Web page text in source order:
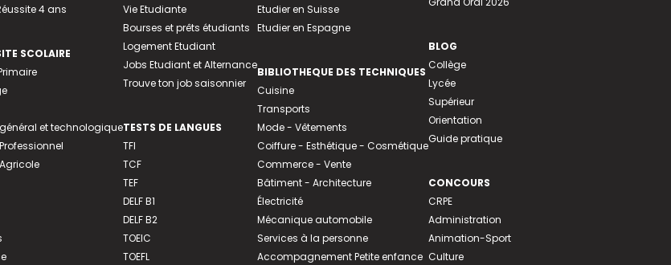
4 ans
SCOLAIRE
et technologique
Vie Etudiante
Bourses et prêts étudiants
Logement Etudiant
Jobs Etudiant et Alternance
Trouve ton job saisonnier
TESTS DE LANGUES
TFI
TCF
TEF
DELF B1
DELF B2
TOEIC
TOEFL
Etudier en Suisse
Etudier en Espagne
BIBLIOTHEQUE DES TECHNIQUES
Cuisine
Transports
Mode - Vêtements
Coiffure - Esthétique - Cosmétique
Commerce - Vente
Bâtiment - Architecture
Électricité
Mécanique automobile
Services à la personne
Accompagnement Petite enfance
BLOG
Collège
Lycée
Supérieur
Orientation
Guide pratique
CONCOURS
CRPE
Administration
Animation-Sport
Culture